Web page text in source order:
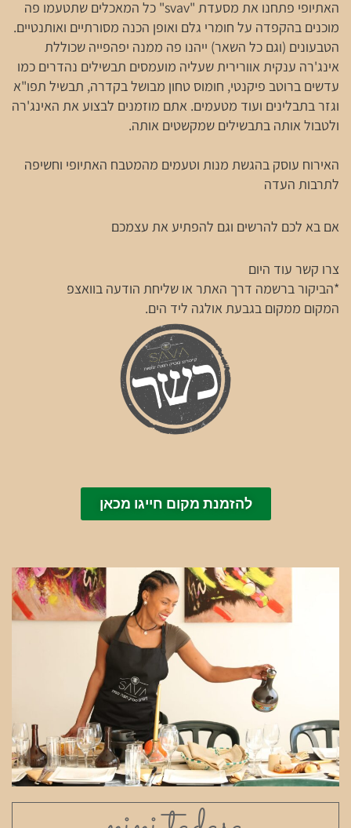
האתיופי פתחנו את מסעדת "svav" כל המאכלים שתטעמו פה
מוכנים בהקפדה על חומרי גלם ואופן הכנה מסורתיים ואותנטיים.
הטבעונים (וגם כל השאר) ייהנו פה ממנה יפהפייה שכוללת
אינג'רה ענקית אוורירית שעליה מועמסים תבשילים נהדרים כמו
עדשים ברוטב פיקנטי, חומוס טחון מבושל בקדרה, תבשיל תפו"א
וגזר בתבלינים ועוד מטעמים. אתם מוזמנים לבצוע את האינג'רה
ולטבול אותה בתבשילים שמקשטים אותה.
האירוח עוסק בהגשת מנות וטעמים מהמטבח האתיופי וחשיפה
לתרבות העדה
אם בא לכם להרשים וגם להפתיע את עצמכם
צרו קשר עוד היום
*הביקור ברשמה דרך האתר או שליחת הודעה בוואצפ
המקום ממקום בגבעת אולגה ליד הים.
להזמנת מקום חייגו מכאן